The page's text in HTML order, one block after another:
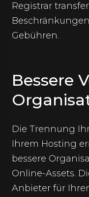
Registrar
Gebühren.
Bessere
Die Trennung
Ihrem Hosting
bessere
Online-Assets.
Anbieter für